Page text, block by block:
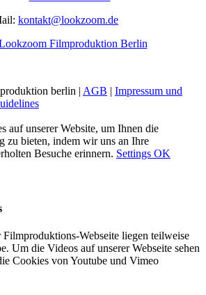
kontakt@lookzoom.de
Filmproduktion Berlin
berlin | AGB | Impressum und
auf unserer Website, um Ihnen die
zu bieten, indem wir uns an Ihre
Besuche erinnern. Settings OK
Webseite liegen teilweise
Um die Videos auf unserer Webseite sehen
Cookies von Youtube und Vimeo